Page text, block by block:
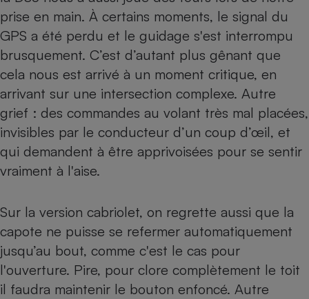
prise en main. À certains moments, le signal du
GPS a été perdu et le guidage s'est interrompu
brusquement. C’est d’autant plus gênant que
cela nous est arrivé à un moment critique, en
arrivant sur une intersection complexe. Autre
grief : des commandes au volant très mal placées,
invisibles par le conducteur d’un coup d’œil, et
qui demandent à être apprivoisées pour se sentir
vraiment à l'aise.
Sur la version cabriolet, on regrette aussi que la
capote ne puisse se refermer automatiquement
jusqu’au bout, comme c'est le cas pour
l'ouverture. Pire, pour clore complètement le toit
il faudra maintenir le bouton enfoncé. Autre